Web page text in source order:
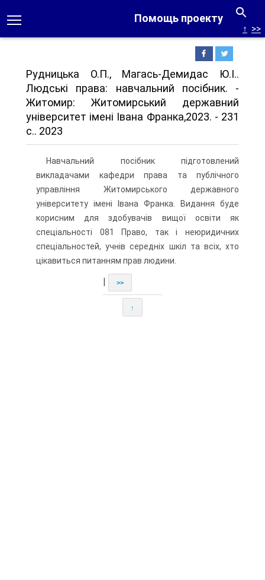
Помощь проекту
↑ >>
Рудницька О.П., Магась-Демидас Ю.І..
Людські права: навчальний посібник. -
Житомир: Житомирський державний
університет імені Івана Франка,2023. - 231
с.. 2023
Навчальний посібник підготовлений
викладачами кафедри права та публічного
управління Житомирського державного
університету імені Івана Франка. Видання буде
корисним для здобувачів вищої освіти як
спеціальності 081 Право, так і неюридичних
спеціальностей, учнів середніх шкіл та всіх, хто
цікавиться питанням прав людини.
>>
↑